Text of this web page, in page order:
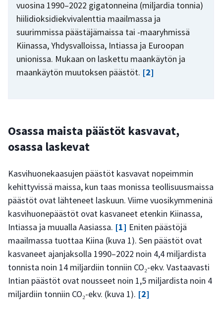
vuosina 1990–2022 gigatonneina (miljardia tonnia)
hiilidioksidiekvivalenttia maailmassa ja
suurimmissa päästäjämaissa tai -maaryhmissä
Kiinassa, Yhdysvalloissa, Intiassa ja Euroopan
unionissa. Mukaan on laskettu maankäytön ja
maankäytön muutoksen päästöt. [2]
Osassa maista päästöt kasvavat,
osassa laskevat
Kasvihuonekaasujen päästöt kasvavat nopeimmin
kehittyvissä maissa, kun taas monissa teollisuusmaissa
päästöt ovat lähteneet laskuun. Viime vuosikymmeninä
kasvihuonepäästöt ovat kasvaneet etenkin Kiinassa,
Intiassa ja muualla Aasiassa. [1] Eniten päästöjä
maailmassa tuottaa Kiina (kuva 1). Sen päästöt ovat
kasvaneet ajanjaksolla 1990–2022 noin 4,4 miljardista
tonnista noin 14 miljardiin tonniin CO₂-ekv. Vastaavasti
Intian päästöt ovat nousseet noin 1,5 miljardista noin 4
miljardiin tonniin CO₂-ekv. (kuva 1). [2]